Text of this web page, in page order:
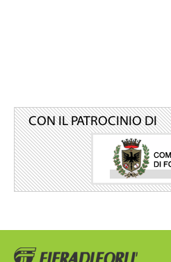
CON IL PATROCINIO DI